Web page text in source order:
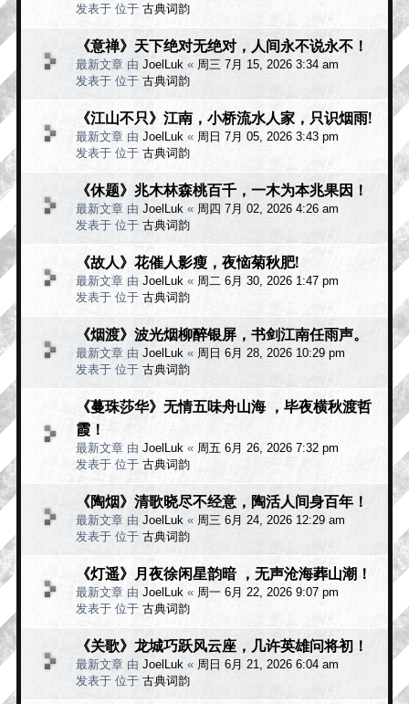
发表于 位于 古典词韵
《意禅》天下绝对无绝对，人间永不说永不！
最新文章 由 JoelLuk « 周三 7月 15, 2026 3:34 am
发表于 位于 古典词韵
《江山不只》江南，小桥流水人家，只识烟雨!
最新文章 由 JoelLuk « 周日 7月 05, 2026 3:43 pm
发表于 位于 古典词韵
《休题》兆木林森桃百千，一木为本兆果因！
最新文章 由 JoelLuk « 周四 7月 02, 2026 4:26 am
发表于 位于 古典词韵
《故人》花催人影瘦，夜恼菊秋肥!
最新文章 由 JoelLuk « 周二 6月 30, 2026 1:47 pm
发表于 位于 古典词韵
《烟渡》波光烟柳醉银屏，书剑江南任雨声。
最新文章 由 JoelLuk « 周日 6月 28, 2026 10:29 pm
发表于 位于 古典词韵
《蔓珠莎华》无情五味舟山海 ，毕夜横秋渡哲
霞！
最新文章 由 JoelLuk « 周五 6月 26, 2026 7:32 pm
发表于 位于 古典词韵
《陶烟》清歌晓尽不经意，陶活人间身百年！
最新文章 由 JoelLuk « 周三 6月 24, 2026 12:29 am
发表于 位于 古典词韵
《灯遥》月夜徐闲星韵暗 ，无声沧海葬山潮！
最新文章 由 JoelLuk « 周一 6月 22, 2026 9:07 pm
发表于 位于 古典词韵
《关歌》龙城巧跃风云座，几许英雄问将初！
最新文章 由 JoelLuk « 周日 6月 21, 2026 6:04 am
发表于 位于 古典词韵